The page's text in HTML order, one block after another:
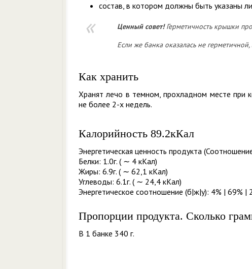
состав, в котором должны быть указаны
Ценный совет!Герметичность крышки
Если же банка оказалась не
Как хранить
Хранят лечо в темном, прохладном месте при
не более 2-х недель.
Калорийность 89.2кКал
Энергетическая ценность продукта
Белки: 1.0г. ( ∼ 4 кКал)
Жиры: 6.9г. ( ∼ 62,1 кКал)
Углеводы: 6.1г. ( ∼ 24,4 кКал)
Энергетическое соотношение (б|ж|у): 4% | 69% |
Пропорции продукта. Сколько
В 1 банке 340 г.